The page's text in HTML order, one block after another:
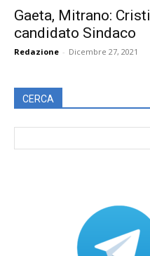
Gaeta, Mitrano:
candidato Sindaco
Redazione - Dicembre 27, 2021
CERCA